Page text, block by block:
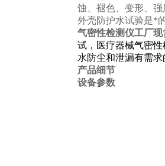
蚀、褪色、变形、
外壳防护水试验是*
气密性检测仪工厂现
试，医疗器械气密
水防尘和泄漏有需
产品细节
设备参数